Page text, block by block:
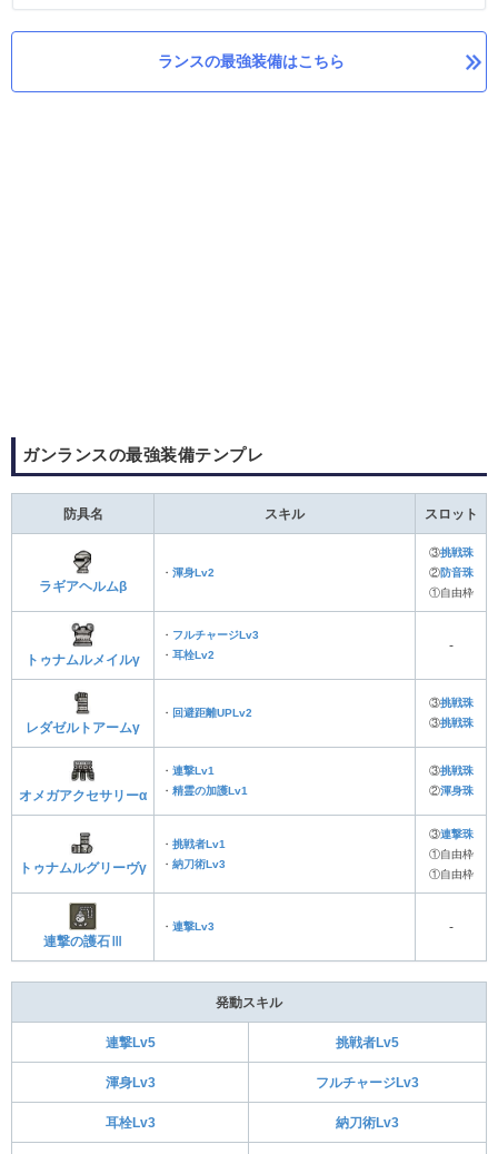
ランスの最強装備はこちら
ガンランスの最強装備テンプレ
防具名 スキル スロット
ラギアヘルムβ
・ 渾身Lv2
③挑戦珠
②防音珠
①自由枠
トゥナムルメイルγ
・ フルチャージLv3
・ 耳栓Lv2
‐
レダゼルトアームγ
・ 回避距離UPLv2
③挑戦珠
③挑戦珠
オメガアクセサリーα
・ 連撃Lv1
・ 精霊の加護Lv1
③挑戦珠
②渾身珠
トゥナムルグリーヴγ
・ 挑戦者Lv1
・ 納刀術Lv3
③連撃珠
①自由枠
①自由枠
連撃の護石Ⅲ
・ 連撃Lv3 ‐
発動スキル
連撃Lv5 挑戦者Lv5
渾身Lv3 フルチャージLv3
耳栓Lv3 納刀術Lv3